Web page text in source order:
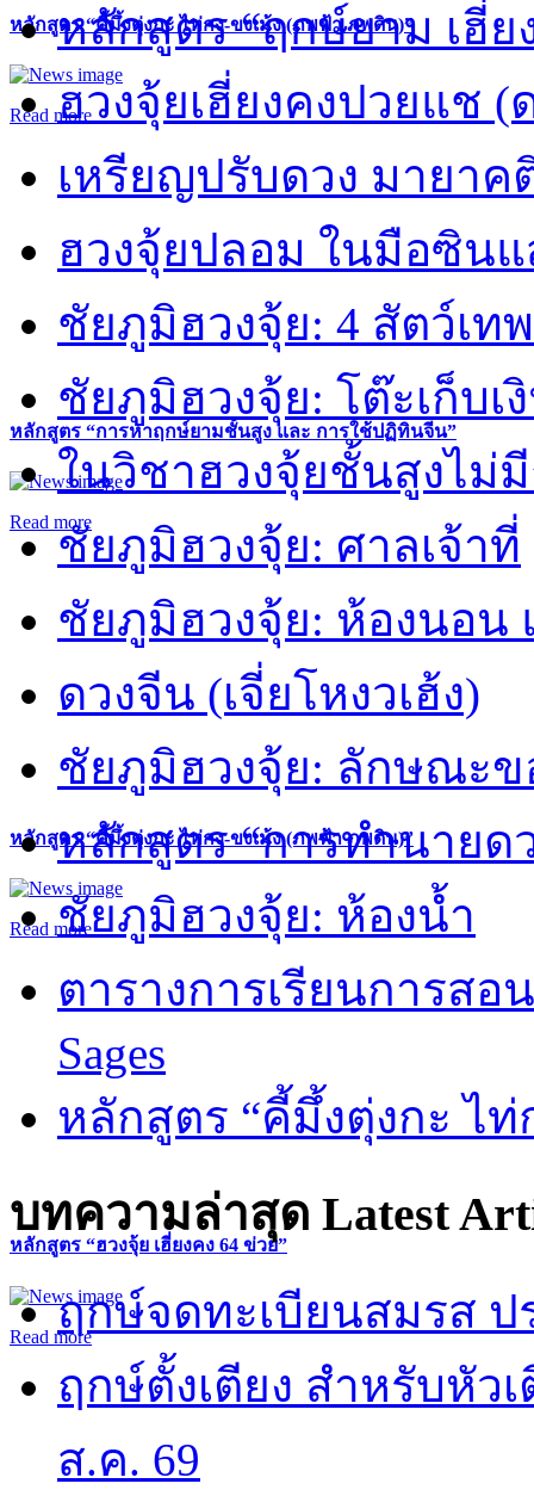
หลักสูตร “คี้มึ้งตุ่งกะ ไท่กง-ขงเม้ง (ภพฟ้า ภพดิน)”
Read more
หลักสูตร “การหาฤกษ์ยามชั้นสูง และ การใช้ปฏิทินจีน”
Read more
หลักสูตร “คี้มึ้งตุ่งกะ ไท่กง-ขงเม้ง (ภพฟ้า ภพดิน)”
Read more
หลักสูตร “ฮวงจุ้ย เฮี่ยงคง 64 ข่วย”
Read more
หลักสูตร “ฤกษ์ยาม เฮี่ย
ฮวงจุ้ยเฮี่ยงคงปวยแช (
เหรียญปรับดวง มายา
ฮวงจุ้ยปลอม ในมือซิน
ชัยภูมิฮวงจุ้ย: 4 สัตว์เทพ
ชัยภูมิฮวงจุ้ย: โต๊ะเก็บเ
ในวิชาฮวงจุ้ยชั้นสูงไม่
ชัยภูมิฮวงจุ้ย: ศาลเจ้าที่
ชัยภูมิฮวงจุ้ย: ห้องนอน
ดวงจีน (เจี่ยโหงวเฮ้ง)
ชัยภูมิฮวงจุ้ย: ลักษณะ
หลักสูตร “การทำนายด
ชัยภูมิฮวงจุ้ย: ห้องน้ำ
ตารางการเรียนการส
Sages
หลักสูตร “คี้มึ้งตุ่งกะ ไ
บทความล่าสุด Latest
ฤกษ์จดทะเบียนสมรส ป
ฤกษ์ตั้งเตียง สำหรับหัว
ส.ค. 69